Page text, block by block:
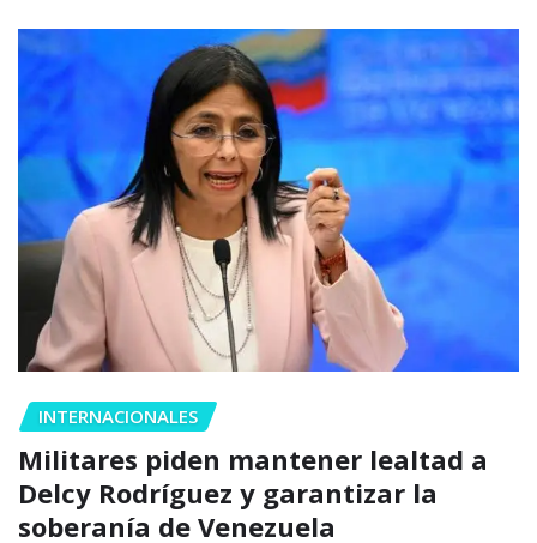
INTERNACIONALES
Militares piden mantener lealtad a
Delcy Rodríguez y garantizar la
soberanía de Venezuela